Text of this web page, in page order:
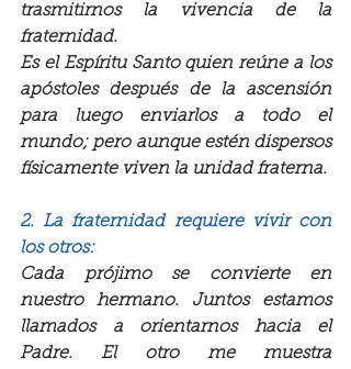
trasmitirnos la vivencia de la
fraternidad.
Es el Espíritu Santo quien reúne a los
apóstoles después de la ascensión
para luego enviarlos a todo el
mundo; pero aunque estén dispersos
físicamente viven la unidad fraterna.
2. La fraternidad requiere vivir con
los otros:
Cada prójimo se convierte en
nuestro hermano. Juntos estamos
llamados a orientarnos hacia el
Padre. El otro me muestra